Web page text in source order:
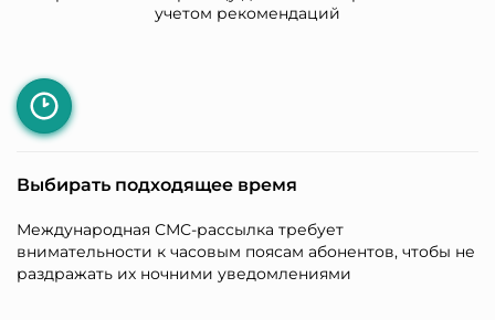
учетом рекомендаций
Выбирать подходящее время
Международная СМС-рассылка требует
внимательности к часовым поясам абонентов, чтобы не
раздражать их ночними уведомлениями